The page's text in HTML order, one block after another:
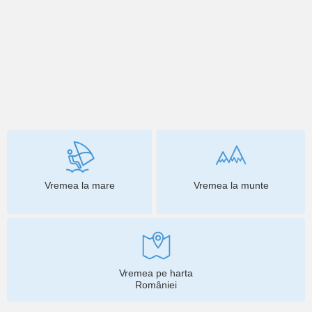
Vremea la mare Vremea la munte
Vremea pe harta
României